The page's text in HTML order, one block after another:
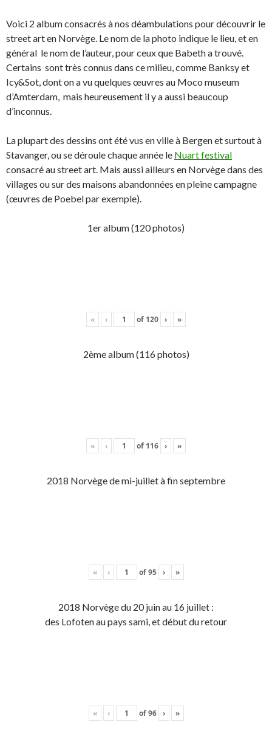
Voici 2 album consacrés à nos déambulations pour découvrir le
street art en Norvège. Le nom de la photo indique le lieu, et en
général le nom de l’auteur, pour ceux que Babeth a trouvé.
Certains sont très connus dans ce milieu, comme Banksy et
Icy&Sot, dont on a vu quelques œuvres au Moco museum
d’Amterdam, mais heureusement il y a aussi beaucoup
d’inconnus.
La plupart des dessins ont été vus en ville à Bergen et surtout à
Stavanger, ou se déroule chaque année le Nuart festival
consacré au street art. Mais aussi ailleurs en Norvège dans des
villages ou sur des maisons abandonnées en pleine campagne
(œuvres de Poebel par exemple).
1er album (120 photos)
« ‹ of 120 › »
2ème album (116 photos)
« ‹ of 116 › »
2018 Norvège de mi-juillet à fin septembre
« ‹ of95 › »
2018 Norvège du 20 juin au 16 juillet :
des Lofoten au pays sami, et début du retour
« ‹ of96 › »